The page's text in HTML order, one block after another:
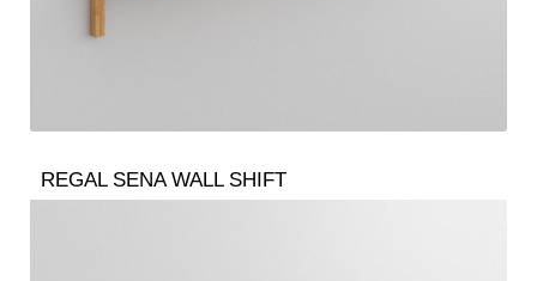
REGAL SENA WALL SHIFT